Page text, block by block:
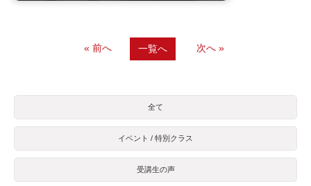
« 前へ 一覧へ 次へ »
全て
イベント / 特別クラス
受講生の声